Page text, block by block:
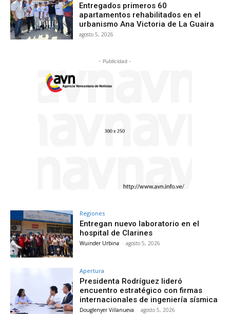
Entregados primeros 60
apartamentos rehabilitados en el
urbanismo Ana Victoria de La Guaira
agosto 5, 2026
- Publicidad -
Regiones
Entregan nuevo laboratorio en el
hospital de Clarines
Wuinder Urbina - agosto 5, 2026
Apertura
Presidenta Rodríguez lideró
encuentro estratégico con firmas
internacionales de ingeniería sísmica
Douglenyer Villanueva - agosto 5, 2026